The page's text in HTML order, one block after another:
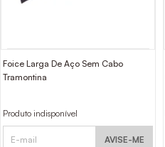
Foice Larga De Aço Sem Cabo
Tramontina
Produto indisponível
AVISE-ME